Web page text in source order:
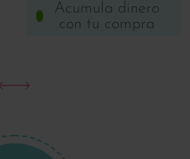
Acumula dinero
con tu compra